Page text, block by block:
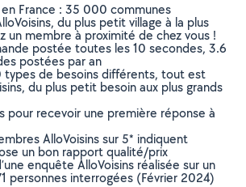
France : 35 000 communes
du plus petit village à la plus
un membre à proximité de chez vous !
postée toutes les 10 secondes, 3.6
postées par an
types de besoins différents, tout est
du plus petit besoin aux plus grands
pour recevoir une première réponse à
AlloVoisins sur 5* indiquent
un bon rapport qualité/prix
enquête AlloVoisins réalisée sur un
personnes interrogées (Février 2024)